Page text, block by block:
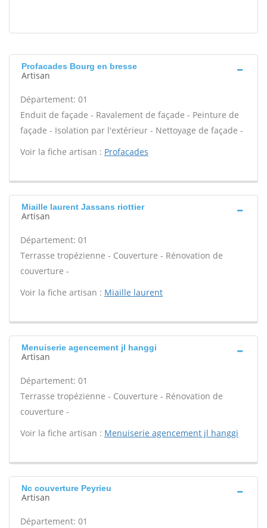
Profacades Bourg en bresse
Artisan
Département: 01
Enduit de façade - Ravalement de façade - Peinture de
façade - Isolation par l'extérieur - Nettoyage de façade -
Voir la fiche artisan : Profacades
Miaille laurent Jassans riottier
Artisan
Département: 01
Terrasse tropézienne - Couverture - Rénovation de
couverture -
Voir la fiche artisan : Miaille laurent
Menuiserie agencement jl hanggi
Artisan
Département: 01
Terrasse tropézienne - Couverture - Rénovation de
couverture -
Voir la fiche artisan : Menuiserie agencement jl hanggi
Nc couverture Peyrieu
Artisan
Département: 01